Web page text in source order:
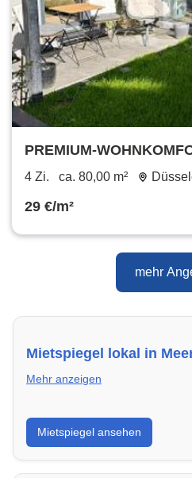
PREMIUM-
HÖCHSTEM NIVEAU
4 Zi. ca. 80,00 m²
29 €/m²
mehr
Mietspiegel lokal in
Mehr anzeigen
Erhalte einen Überblick über
regional in Meerbusch. So
Miete fair ist und wo sich ein
Mietspiegel ansehen